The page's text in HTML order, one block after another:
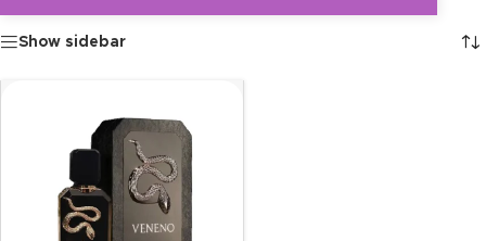
Show sidebar